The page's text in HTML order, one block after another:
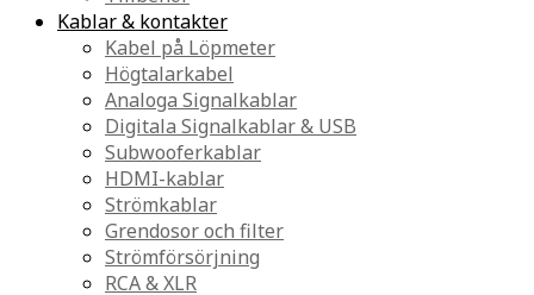
Kablar & kontakter
Kabel på Löpmeter
Högtalarkabel
Analoga Signalkablar
Digitala Signalkablar & USB
Subwooferkablar
HDMI-kablar
Strömkablar
Grendosor och filter
Strömförsörjning
RCA & XLR